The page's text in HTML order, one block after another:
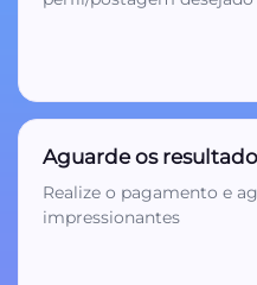
Aguarde os
Realize o pagamento e
impressionantes
3